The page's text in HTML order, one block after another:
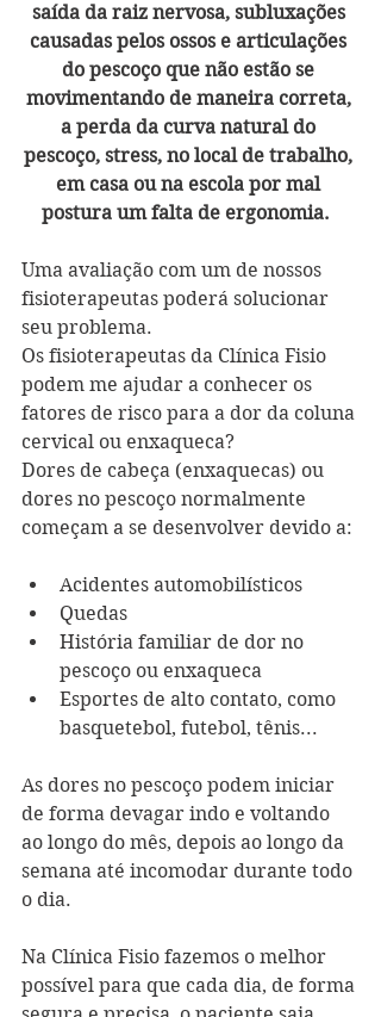
saída da raiz nervosa, subluxações
causadas ​​pelos ossos e articulações
do pescoço que não estão se
movimentando de maneira correta,
a perda da curva natural do
pescoço, stress, no local de trabalho,
em casa ou na escola por mal
postura um falta de ergonomia.
Uma avaliação com um de nossos
fisioterapeutas poderá solucionar
seu problema.
Os fisioterapeutas da Clínica Fisio
podem me ajudar a conhecer os
fatores de risco para a dor da coluna
cervical ou enxaqueca?
Dores de cabeça (enxaquecas) ou
dores no pescoço normalmente
começam a se desenvolver devido a:
Acidentes automobilísticos
Quedas
História familiar de dor no
pescoço ou enxaqueca
Esportes de alto contato, como
basquetebol, futebol, tênis...
As dores no pescoço podem iniciar
de forma devagar indo e voltando
ao longo do mês, depois ao longo da
semana até incomodar durante todo
o dia.
Na Clínica Fisio fazemos o melhor
possível para que cada dia, de forma